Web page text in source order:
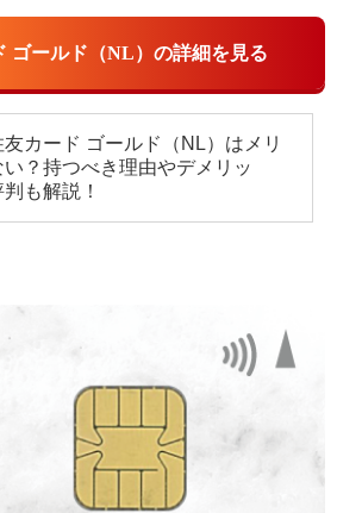
ゴールド（NL）の詳細を見る
友カード ゴールド（NL）はメリ
い？持つべき理由やデメリッ
判も解説！